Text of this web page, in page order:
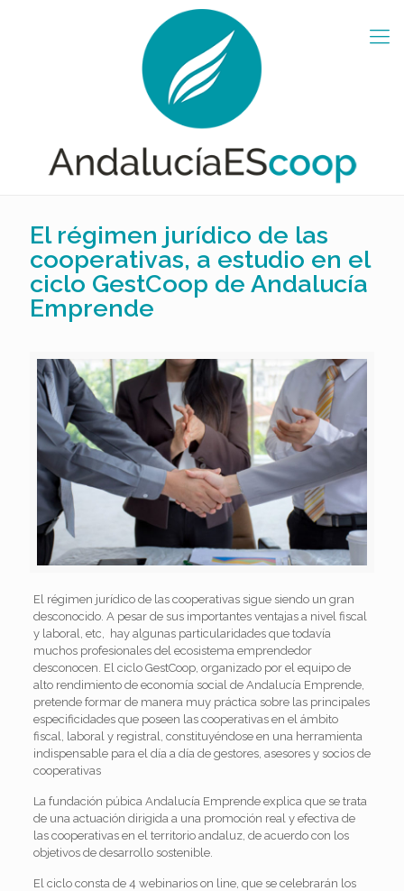
El régimen jurídico de las
cooperativas, a estudio en el
ciclo GestCoop de Andalucía
Emprende
El régimen jurídico de las cooperativas sigue siendo un gran
desconocido. A pesar de sus importantes ventajas a nivel fiscal
y laboral, etc, hay algunas particularidades que todavía
muchos profesionales del ecosistema emprendedor
desconocen. El ciclo GestCoop, organizado por el equipo de
alto rendimiento de economía social de Andalucía Emprende,
pretende formar de manera muy práctica sobre las principales
especificidades que poseen las cooperativas en el ámbito
fiscal, laboral y registral, constituyéndose en una herramienta
indispensable para el día a día de gestores, asesores y socios de
cooperativas
La fundación púbica Andalucía Emprende explica que se trata
de una actuación dirigida a una promoción real y efectiva de
las cooperativas en el territorio andaluz, de acuerdo con los
objetivos de desarrollo sostenible.
El ciclo consta de 4 webinarios on line, que se celebrarán los